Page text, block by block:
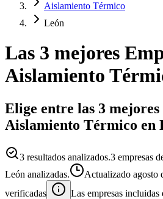
Aislamiento Térmico
León
Las 3 mejores
Aislamiento
Elige entre las 3 mejores
Aislamiento Térmico en
3 resultados analizados.3 empresas
León analizadas.
Actualizado agosto
verificadas
Las empresas incluidas